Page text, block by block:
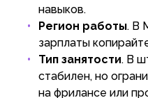
навыков.
Регион работы. В
зарплаты
Тип занятости. В
стабилен, но
на фрилансе или